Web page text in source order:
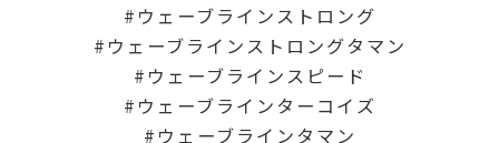
ウェーブラインストロング
ウェーブラインストロングタマン
ウェーブラインスピード
ウェーブラインターコイズ
ウェーブラインタマン